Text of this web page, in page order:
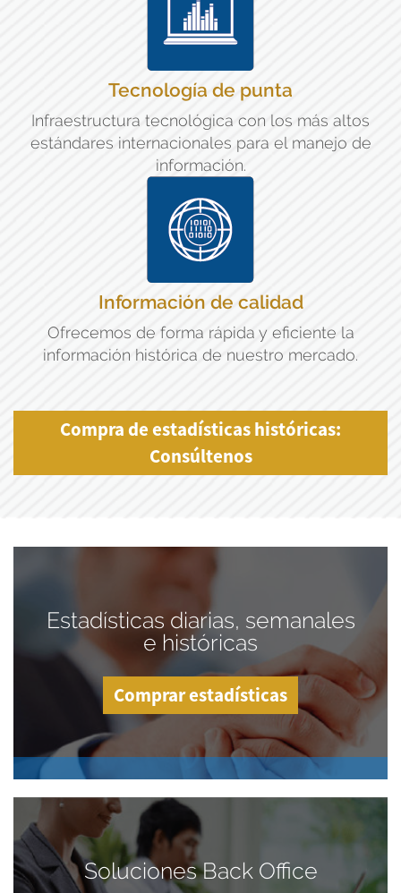
Tecnología de punta
Infraestructura tecnológica con los más altos
estándares internacionales para el manejo de
información.
Información de calidad
Ofrecemos de forma rápida y eficiente la
información histórica de nuestro mercado.
Compra de estadísticas históricas:
Consúltenos
Estadísticas diarias, semanales
e históricas
Comprar estadísticas
Soluciones Back Office